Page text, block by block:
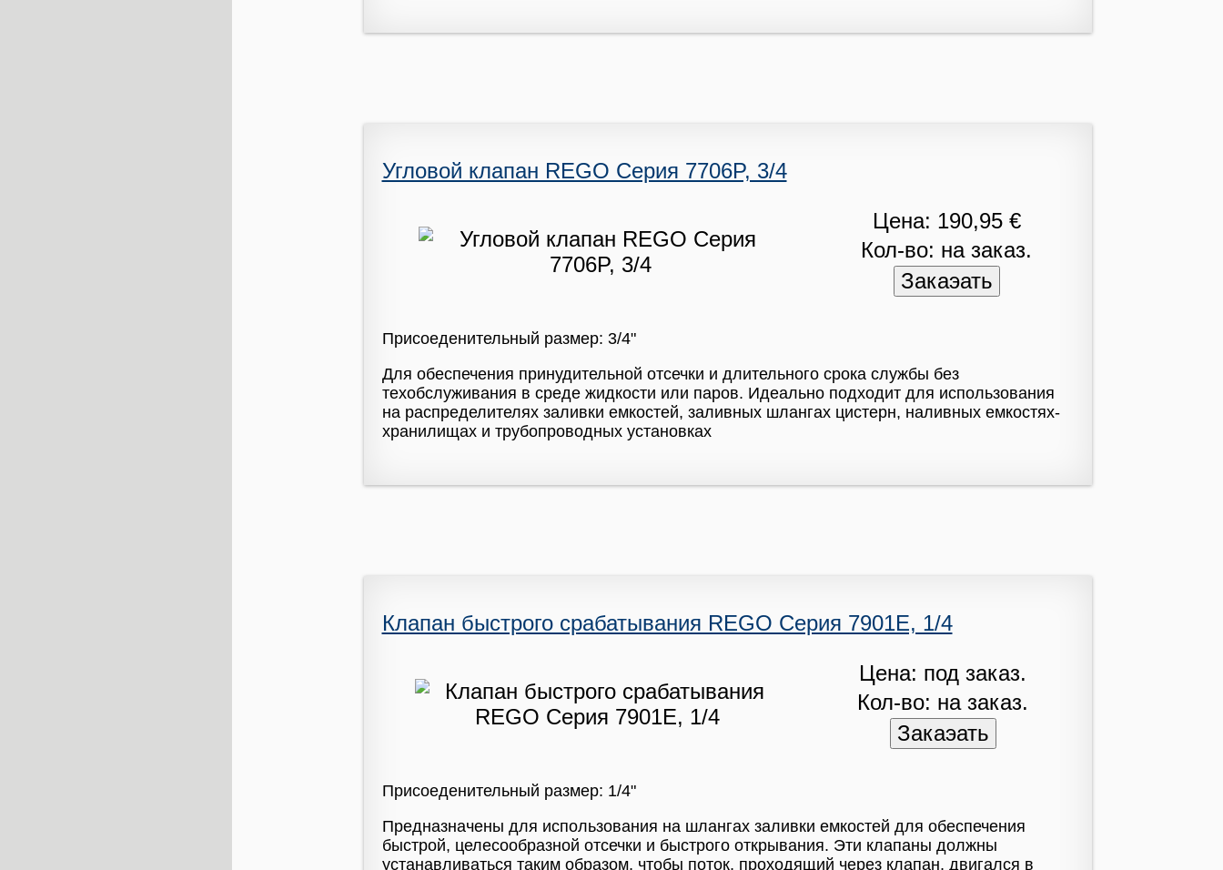
Угловой клапан REGO Серия 7706P, 3/4
Цена: 190,95 €
Кол-во: на заказ.
Присоеденительный размер: 3/4"
Для обеспечения принудительной отсечки и длительного срока службы без
техобслуживания в среде жидкости или паров. Идеально подходит для использования
на распределителях заливки емкостей, заливных шлангах цистерн, наливных емкостях-
хранилищах и трубопроводных установках
Клапан быстрого срабатывания REGO Серия 7901Е, 1/4
Цена: под заказ.
Кол-во: на заказ.
Присоеденительный размер: 1/4"
Предназначены для использования на шлангах заливки емкостей для обеспечения
быстрой, целесообразной отсечки и быстрого открывания. Эти клапаны должны
устанавливаться таким образом, чтобы поток, проходящий через клапан, двигался в